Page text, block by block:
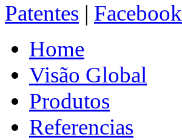
Patentes | Facebook
Home
Visão Global
Produtos
Referencias